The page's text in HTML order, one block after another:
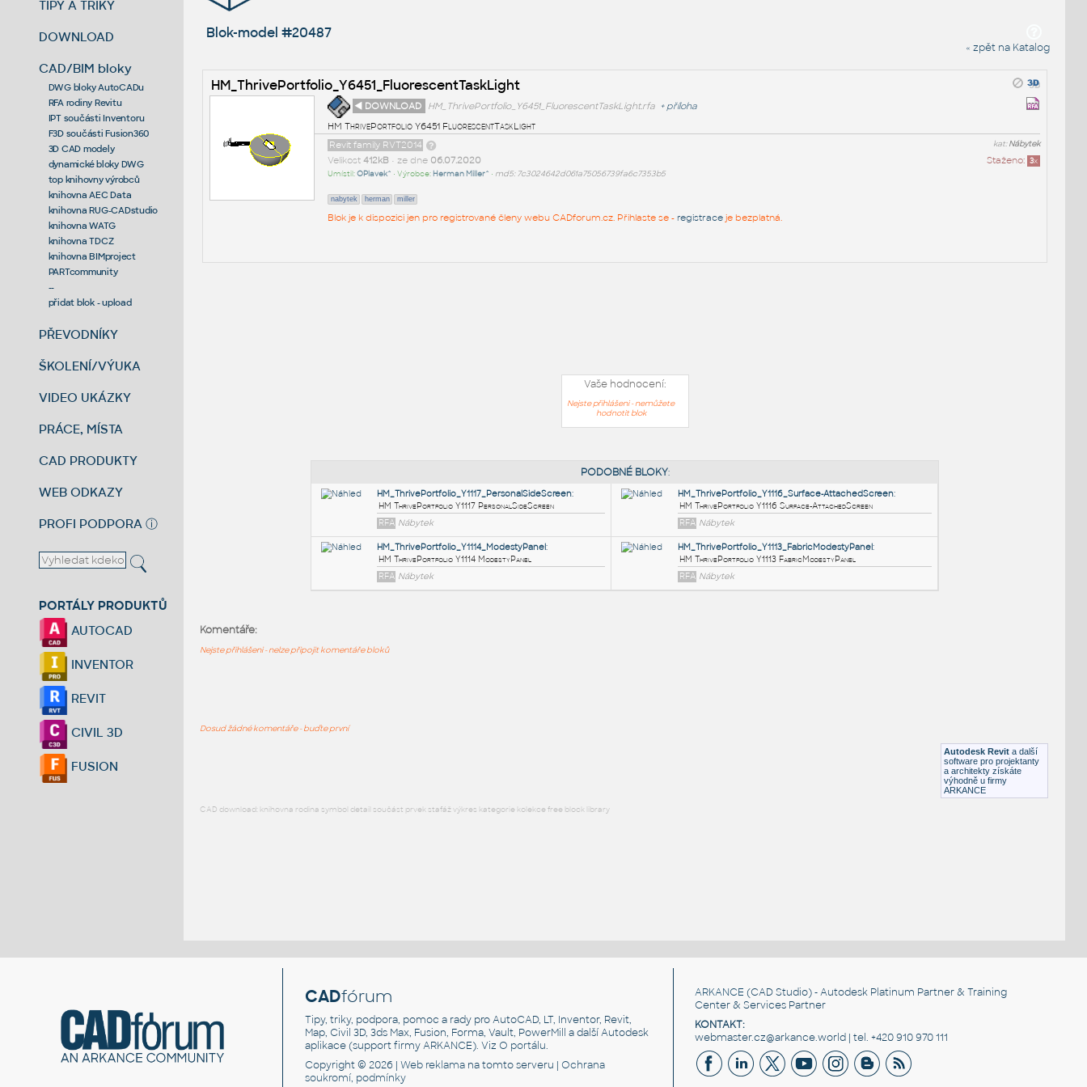
TIPY A TRIKY
DOWNLOAD
CAD/BIM bloky
DWG bloky AutoCADu
RFA rodiny Revitu
IPT součásti Inventoru
F3D součásti Fusion360
3D CAD modely
dynamické bloky DWG
top knihovny výrobců
knihovna AEC Data
knihovna RUG-CADstudio
knihovna WATG
knihovna TDCZ
knihovna BIMproject
PARTcommunity
--
přidat blok - upload
PŘEVODNÍKY
ŠKOLENÍ/VÝUKA
VIDEO UKÁZKY
PRÁCE, MÍSTA
CAD PRODUKTY
WEB ODKAZY
PROFI PODPORA ⓘ
PORTÁLY PRODUKTŮ
AUTOCAD
INVENTOR
REVIT
CIVIL 3D
FUSION
Blok-model #20487
« zpět na Katalog
HM_ThrivePortfolio_Y6451_FluorescentTaskLight
◄ DOWNLOAD HM_ThrivePortfolio_Y6451_FluorescentTaskLight.rfa + příloha
HM ThrivePortfolio Y6451 FluorescentTaskLight
kat:Nábytek
Revit family RVT2014
Staženo: 3x
Velikost 412kB• ze dne 06.07.2020
Umístil:OPlavek^ • Výrobce: Herman Miller^ • md5: 7c3024642d061a75056739fa6c7353b5
nabytek herman miller
Blok je k dispozici jen pro registrované členy webu CADforum.cz. Přihlaste se - registraceje bezplatná.
Vaše hodnocení:
Nejste přihlášeni - nemůžete
hodnotit blok
Autodesk Revit a další
software pro projektanty
a architekty získáte
výhodně u firmy
ARKANCE
Komentáře:
Nejste přihlášeni - nelze připojit komentáře bloků
Dosud žádné komentáře - buďte první
CAD download: knihovna rodina symbol detail součást prvek stafáž výkres kategorie kolekce free block library
CADfórum
Tipy, triky, podpora, pomoc a rady pro AutoCAD, LT, Inventor, Revit,
Map, Civil 3D, 3ds Max, Fusion, Forma, Vault, PowerMill a další Autodesk
aplikace (support firmy ARKANCE). VizO portálu.
Copyright © 2026 |Web reklama na tomto serveru |Ochrana
soukromí, podmínky
ARKANCE (CAD Studio) - Autodesk Platinum Partner & Training
Center & Services Partner
KONTAKT:
webmaster.cz@arkance.world | tel. +420 910 970 111